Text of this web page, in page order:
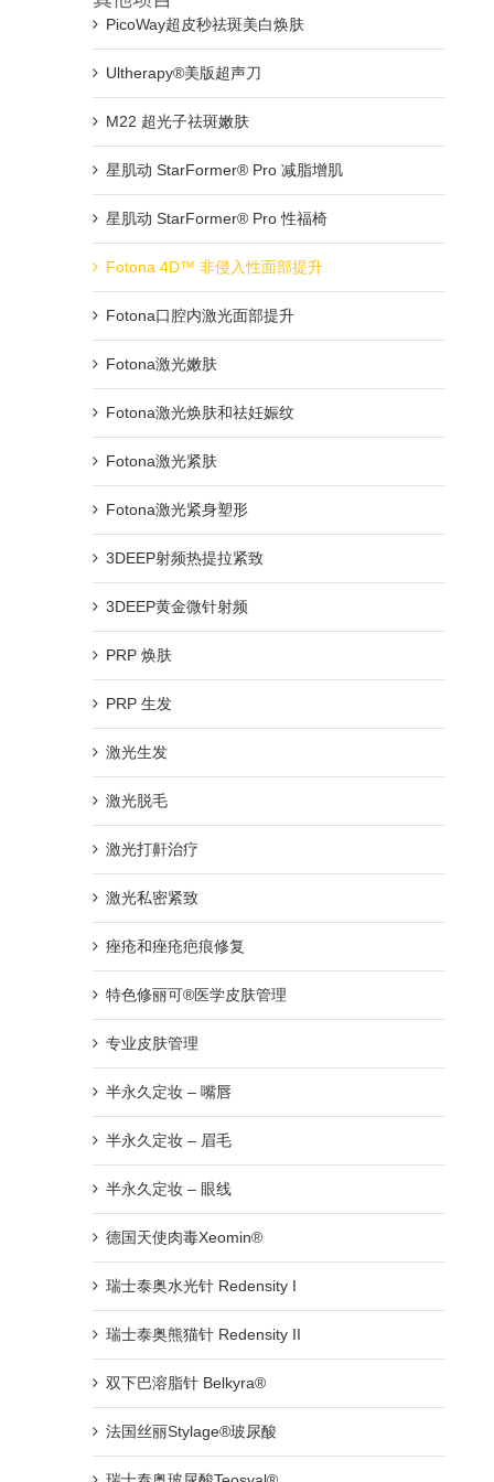
PicoWay超皮秒祛斑美白焕肤
Ultherapy®美版超声刀
M22 超光子祛斑嫩肤
星肌动 StarFormer® Pro 减脂增肌
星肌动 StarFormer® Pro 性福椅
Fotona 4D™ 非侵入性面部提升
Fotona口腔内激光面部提升
Fotona激光嫩肤
Fotona激光焕肤和祛妊娠纹
Fotona激光紧肤
Fotona激光紧身塑形
3DEEP射频热提拉紧致
3DEEP黄金微针射频
PRP 焕肤
PRP 生发
激光生发
激光脱毛
激光打鼾治疗
激光私密紧致
痤疮和痤疮疤痕修复
特色修丽可®医学皮肤管理
专业皮肤管理
半永久定妆 – 嘴唇
半永久定妆 – 眉毛
半永久定妆 – 眼线
德国天使肉毒Xeomin®
瑞士泰奥水光针 Redensity I
瑞士泰奥熊猫针 Redensity II
双下巴溶脂针 Belkyra®
法国丝丽Stylage®玻尿酸